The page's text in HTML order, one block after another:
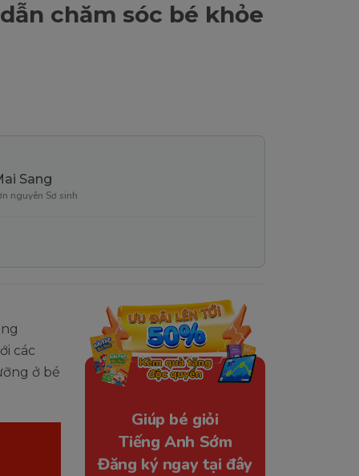
chăm sóc bé khỏe
Sang
nguyên Sơ sinh
các
ở bé
Giúp bé giỏi
Tiếng Anh Sớm
Đăng ký ngay tại đây